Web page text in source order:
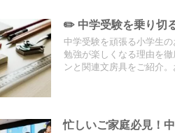
✏️ 中学受験を乗り切
中学受験を頑張る小学生
勉強が楽しくなる理由を
ンと関連文房具をご紹介
忙しいご家庭必見！